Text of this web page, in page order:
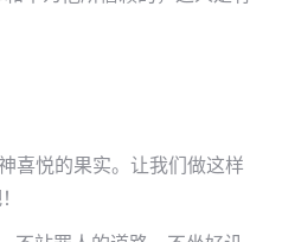
喜悦的果实。让我们做这样